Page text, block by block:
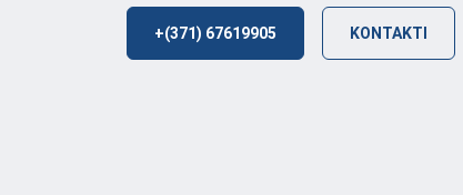
+(371) 67619905 KONTAKTI